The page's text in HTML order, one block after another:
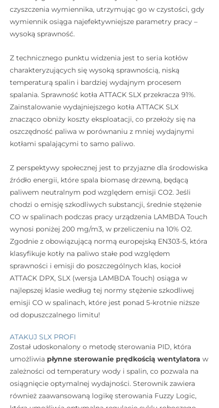
czyszczenia wymiennika, utrzymując go w czystości, gdy
wymiennik osiąga najefektywniejsze parametry pracy –
wysoką sprawność.
Z technicznego punktu widzenia jest to seria kotłów
charakteryzujących się wysoką sprawnością, niską
temperaturą spalin i bardziej wydajnym procesem
spalania. Sprawność kotła ATTACK SLX przekracza 91%.
Zainstalowanie wydajniejszego kotła ATTACK SLX
znacząco obniży koszty eksploatacji, co przełoży się na
oszczędność paliwa w porównaniu z mniej wydajnymi
kotłami spalającymi to samo paliwo.
Z perspektywy społecznej jest to przyjazne dla środowiska
źródło energii, które spala biomasę drzewną, będącą
paliwem neutralnym pod względem emisji CO2. Jeśli
chodzi o emisję szkodliwych substancji, średnie stężenie
CO w spalinach podczas pracy urządzenia LAMBDA Touch
wynosi poniżej 200 mg/m3, w przeliczeniu na 10% O2.
Zgodnie z obowiązującą normą europejską EN303-5, która
klasyfikuje kotły na paliwo stałe pod względem
sprawności i emisji do poszczególnych klas, kocioł
ATTACK DPX, SLX (wersja LAMBDA Touch) osiąga w
najlepszej klasie według tej normy stężenie szkodliwej
emisji CO w spalinach, które jest ponad 5-krotnie niższe
od dopuszczalnego limitu!
ATAKUJ SLX PROFI
Został udoskonalony o metodę sterowania PID, która
umożliwia płynne sterowanie prędkością wentylatora w
zależności od temperatury wody i spalin, co pozwala na
osiągnięcie optymalnej wydajności. Sterownik zawiera
również zaawansowaną logikę sterowania Fuzzy Logic,